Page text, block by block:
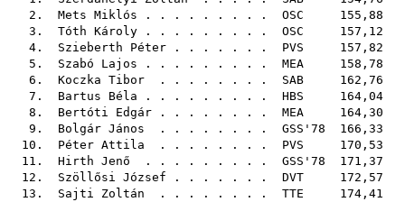
2. Mets Miklós . . . . . . . . . OSC 155,88
3. Tóth Károly . . . . . . . . . OSC 157,12
4. Szieberth Péter . . . . . . . PVS 157,82
5. Szabó Lajos . . . . . . . . . MEA 158,78
6. Koczka Tibor . . . . . . . . SAB 162,76
7. Bartus Béla . . . . . . . . . HBS 164,04
8. Bertóti Edgár . . . . . . . . MEA 164,30
9. Bolgár János . . . . . . . . GSS'78 166,33
10. Péter Attila . . . . . . . . PVS 170,53
11. Hirth Jenő . . . . . . . . . GSS'78 171,37
12. Szöllősi József . . . . . . . DVT 172,57
13. Sajti Zoltán . . . . . . . . TTE 174,41